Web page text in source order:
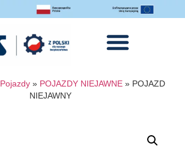
Pojazdy » POJAZDY NIEJAWNE » POJAZD
NIEJAWNY